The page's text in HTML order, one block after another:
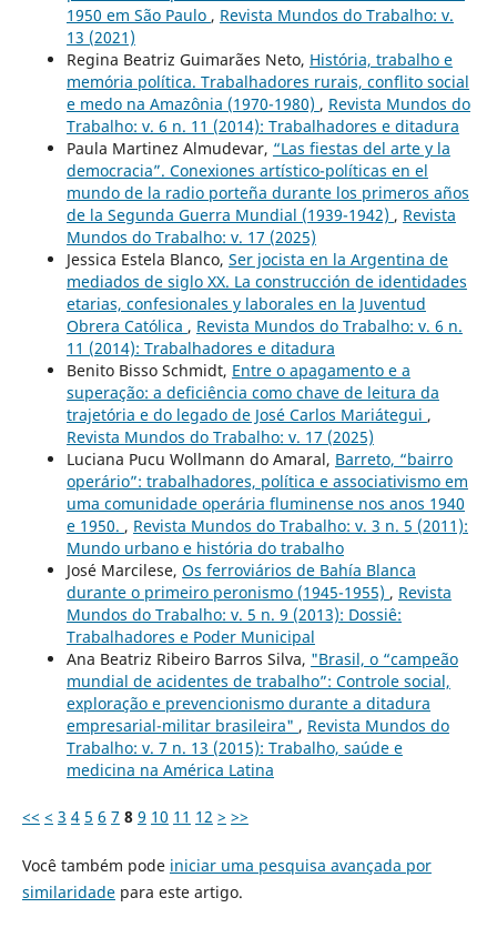
1950 em São Paulo , Revista Mundos do Trabalho: v.
13 (2021)
Regina Beatriz Guimarães Neto, História, trabalho e
memória política. Trabalhadores rurais, conflito social
e medo na Amazônia (1970-1980) , Revista Mundos do
Trabalho: v. 6 n. 11 (2014): Trabalhadores e ditadura
Paula Martinez Almudevar, “Las fiestas del arte y la
democracia”. Conexiones artístico-políticas en el
mundo de la radio porteña durante los primeros años
de la Segunda Guerra Mundial (1939-1942) , Revista
Mundos do Trabalho: v. 17 (2025)
Jessica Estela Blanco, Ser jocista en la Argentina de
mediados de siglo XX. La construcción de identidades
etarias, confesionales y laborales en la Juventud
Obrera Católica , Revista Mundos do Trabalho: v. 6 n.
11 (2014): Trabalhadores e ditadura
Benito Bisso Schmidt, Entre o apagamento e a
superação: a deficiência como chave de leitura da
trajetória e do legado de José Carlos Mariátegui ,
Revista Mundos do Trabalho: v. 17 (2025)
Luciana Pucu Wollmann do Amaral, Barreto, “bairro
operário”: trabalhadores, política e associativismo em
uma comunidade operária fluminense nos anos 1940
e 1950. , Revista Mundos do Trabalho: v. 3 n. 5 (2011):
Mundo urbano e história do trabalho
José Marcilese, Os ferroviários de Bahía Blanca
durante o primeiro peronismo (1945-1955) , Revista
Mundos do Trabalho: v. 5 n. 9 (2013): Dossiê:
Trabalhadores e Poder Municipal
Ana Beatriz Ribeiro Barros Silva, "Brasil, o “campeão
mundial de acidentes de trabalho”: Controle social,
exploração e prevencionismo durante a ditadura
empresarial-militar brasileira" , Revista Mundos do
Trabalho: v. 7 n. 13 (2015): Trabalho, saúde e
medicina na América Latina
<< < 3 4 5 6 7 8 9 10 11 12 > >>
Você também pode iniciar uma pesquisa avançada por
similaridadepara este artigo.